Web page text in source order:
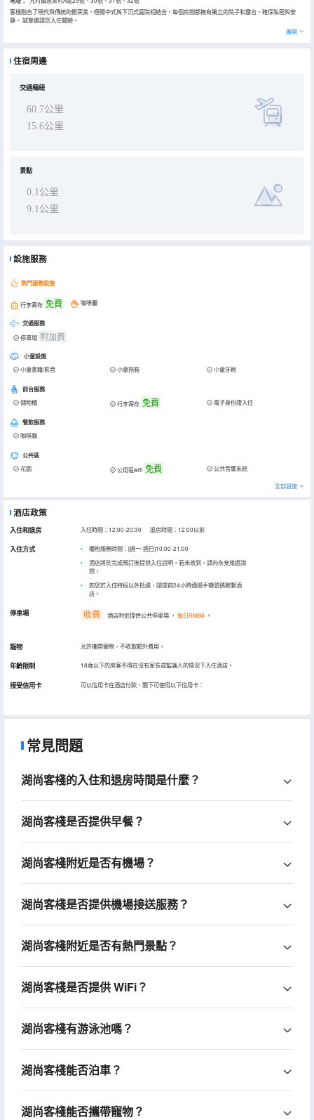
客棧融合了現代與傳統的衝突美，極簡中式與下沉式庭院相結合。每個房間都擁有獨立的院子和露台，確保私密與安
靜。 誠摯邀請您入住體驗。
展開
住宿周邊
交通樞紐
60.7公里
15.6公里
景點
0.1公里
9.1公里
設施服務
熱門服務設施
行李寄存 免費 咖啡廳
交通服務
停車場 附加费
小童設施
小童書籍/影音 小童拖鞋 小童牙刷
前台服務
儲物櫃 行李寄存 免費 電子身份證入住
餐飲服務
咖啡廳
公共區
花園 公用區wifi 免費 公共音響系統
全部設施
酒店政策
入住和退房 入住時間：12:00-20:30 退房時間：12:00以前
入住方式
櫃枱服務時間：[週一-週日]10:00-21:00
酒店將於完成預訂後提供入住說明，若未收到，請向永安旅遊詢
問。
如您於入住時段以外抵達，請提前24小時通過手機號碼聯繫酒
店。
停車場 收费 酒店附近提供公共停車場 ， 每日RMB8 。
寵物 允許攜帶寵物，不收取額外費用。
年齡限制 18歲以下的房客不得在沒有家長或監護人的情況下入住酒店。
接受信用卡 可以信用卡在酒店付款，閣下可使用以下信用卡：
常見問題
湖尚客棧的入住和退房時間是什麼？
湖尚客棧是否提供早餐？
湖尚客棧附近是否有機場？
湖尚客棧是否提供機場接送服務？
湖尚客棧附近是否有熱門景點？
湖尚客棧是否提供 WiFi？
湖尚客棧有游泳池嗎？
湖尚客棧能否泊車？
湖尚客棧能否攜帶寵物？